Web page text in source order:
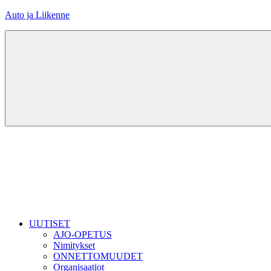
Skip
Auto ja Liikenne
UUTISET
AJO-OPETUS
Nimitykset
ONNETTOMUUDET
Organisaatiot